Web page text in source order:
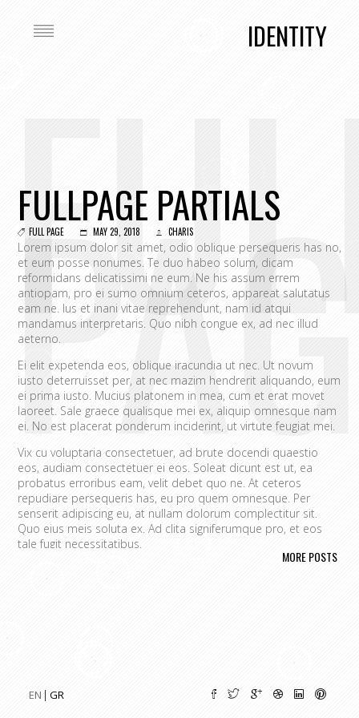
IDENTITY
EN GR
FULLPAGE PARTIALS
FULL PAGE MAY 29, 2018 CHARIS
Lorem ipsum dolor sit amet, odio oblique persequeris has no,
et eum posse nonumes. Te duo habeo solum, dicam
reformidans delicatissimi ne eum. Ne his assum errem
antiopam, pro ei sumo omnium ceteros, appareat salutatus
eam ne. Ius et inani vitae reprehendunt, nam id atqui
mandamus interpretaris. Quo nibh congue ex, ad nec illud
aeterno.
Ei elit expetenda eos, oblique iracundia ut nec. Ut novum
iusto deterruisset per, at nec mazim hendrerit aliquando, eum
ei prima iusto. Mucius platonem in mea, cum et erat movet
laoreet. Sale graece qualisque mei ex, aliquip omnesque nam
ei. No est placerat ponderum inciderint, ut virtute feugiat mei.
Vix cu voluptaria consectetuer, ad brute docendi quaestio
eos, audiam consectetuer ei eos. Soleat dicunt est ut, ea
probatus erroribus eam, velit debet quo ne. At ceteros
repudiare persequeris has, eu pro quem omnesque. Per
senserit adipiscing eu, at nullam dolorum complectitur sit.
Quo eius meis soluta ex. Ad clita signiferumque pro, et eos
tale fugit necessitatibus.
nullam placerat ne pri. Vix ea convenire iracundia abhorreant.
MORE POSTS